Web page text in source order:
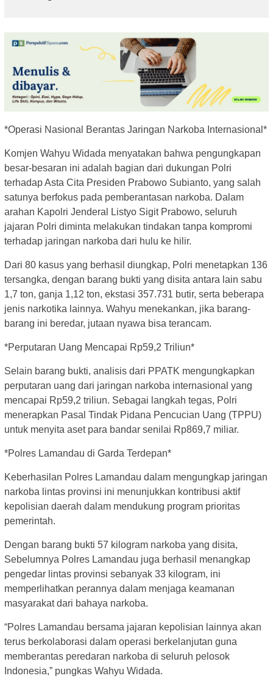
*Operasi Nasional Berantas Jaringan Narkoba Internasional*
Komjen Wahyu Widada menyatakan bahwa pengungkapan
besar-besaran ini adalah bagian dari dukungan Polri
terhadap Asta Cita Presiden Prabowo Subianto, yang salah
satunya berfokus pada pemberantasan narkoba. Dalam
arahan Kapolri Jenderal Listyo Sigit Prabowo, seluruh
jajaran Polri diminta melakukan tindakan tanpa kompromi
terhadap jaringan narkoba dari hulu ke hilir.
Dari 80 kasus yang berhasil diungkap, Polri menetapkan 136
tersangka, dengan barang bukti yang disita antara lain sabu
1,7 ton, ganja 1,12 ton, ekstasi 357.731 butir, serta beberapa
jenis narkotika lainnya. Wahyu menekankan, jika barang-
barang ini beredar, jutaan nyawa bisa terancam.
*Perputaran Uang Mencapai Rp59,2 Triliun*
Selain barang bukti, analisis dari PPATK mengungkapkan
perputaran uang dari jaringan narkoba internasional yang
mencapai Rp59,2 triliun. Sebagai langkah tegas, Polri
menerapkan Pasal Tindak Pidana Pencucian Uang (TPPU)
untuk menyita aset para bandar senilai Rp869,7 miliar.
*Polres Lamandau di Garda Terdepan*
Keberhasilan Polres Lamandau dalam mengungkap jaringan
narkoba lintas provinsi ini menunjukkan kontribusi aktif
kepolisian daerah dalam mendukung program prioritas
pemerintah.
Dengan barang bukti 57 kilogram narkoba yang disita,
Sebelumnya Polres Lamandau juga berhasil menangkap
pengedar lintas provinsi sebanyak 33 kilogram, ini
memperlihatkan perannya dalam menjaga keamanan
masyarakat dari bahaya narkoba.
“Polres Lamandau bersama jajaran kepolisian lainnya akan
terus berkolaborasi dalam operasi berkelanjutan guna
memberantas peredaran narkoba di seluruh pelosok
Indonesia,” pungkas Wahyu Widada.